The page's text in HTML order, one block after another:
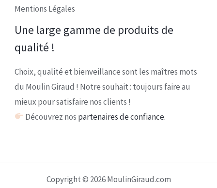
Mentions Légales
Une large gamme de produits de
qualité !
Choix, qualité et bienveillance sont les maîtres mots
du Moulin Giraud ! Notre souhait : toujours faire au
mieux pour satisfaire nos clients !
Découvrez nos partenaires de confiance.
Copyright © 2026 MoulinGiraud.com